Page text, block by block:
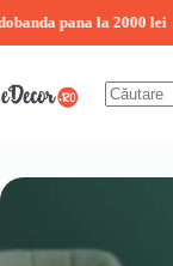
la 2000 lei ◆ 🚚
conținut